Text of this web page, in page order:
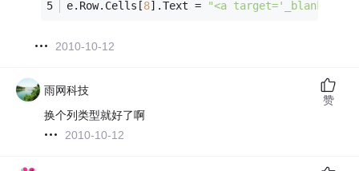
e.Row.Cells[8].Text = "<a target='_blank'
2010-10-12
雨网科技
换个列类型就好了啊
2010-10-12
赞